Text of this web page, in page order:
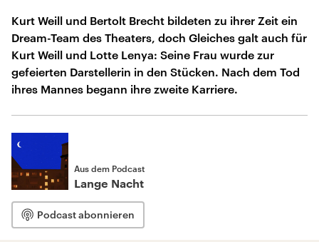
Kurt Weill und Bertolt Brecht bildeten zu ihrer Zeit ein
Dream-Team des Theaters, doch Gleiches galt auch für
Kurt Weill und Lotte Lenya: Seine Frau wurde zur
gefeierten Darstellerin in den Stücken. Nach dem Tod
ihres Mannes begann ihre zweite Karriere.
Aus dem Podcast
Lange Nacht
Podcast abonnieren